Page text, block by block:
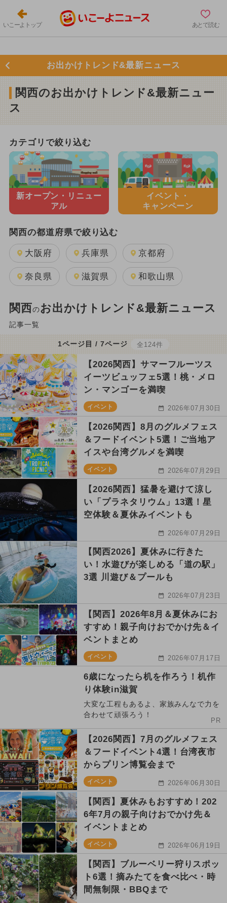
いこーよトップ あとで読む
お出かけトレンド&最新ニュース
関西のお出かけトレンド&最新ニュー
ス
カテゴリで絞り込む
新オープン・ リニュー
アル
イベント・
キャンペーン
関西の都道府県で絞り込む
大阪府 兵庫県 京都府
奈良県 滋賀県 和歌山県
関西のお出かけトレンド&最新ニュース
記事一覧
1ページ目 / 7ページ 全124件
【2026関西】サマーフルーツス
イーツビュッフェ5選！桃・メロ
ン・マンゴーを満喫
イベント 2026年07月30日
【2026関西】8月のグルメフェス
＆フードイベント5選！ご当地ア
イスや台湾グルメを満喫
イベント 2026年07月29日
【2026関西】猛暑を避けて涼し
い「プラネタリウム」13選！星
空体験＆夏休みイベントも
2026年07月29日
【関西2026】夏休みに行きた
い！水遊びが楽しめる「道の駅」
3選 川遊び＆プールも
2026年07月23日
【関西】2026年8月＆夏休みにお
すすめ！親子向けおでかけ先＆イ
ベントまとめ
イベント 2026年07月17日
6歳になったら机を作ろう！机作
り体験in滋賀
大変な工程もあるよ、家族みんなで力を
合わせて頑張ろう！
PR
【2026関西】7月のグルメフェス
＆フードイベント4選！台湾夜市
からプリン博覧会まで
イベント 2026年06月30日
【関西】夏休みもおすすめ！202
6年7月の親子向けおでかけ先＆
イベントまとめ
イベント 2026年06月19日
【関西】ブルーベリー狩りスポッ
ト6選！摘みたてを食べ比べ・時
間無制限・BBQまで